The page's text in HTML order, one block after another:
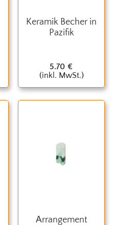
Keramik Becher in
Pazifik
5.70 €
(inkl. MwSt.)
Arrangement